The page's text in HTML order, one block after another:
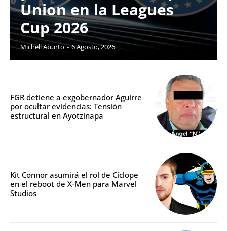
Union en la Leagues
Cup 2026
Michell Aburto - 6 Agosto, 2026
FGR detiene a exgobernador Aguirre
por ocultar evidencias: Tensión
estructural en Ayotzinapa
Kit Connor asumirá el rol de Cíclope
en el reboot de X-Men para Marvel
Studios